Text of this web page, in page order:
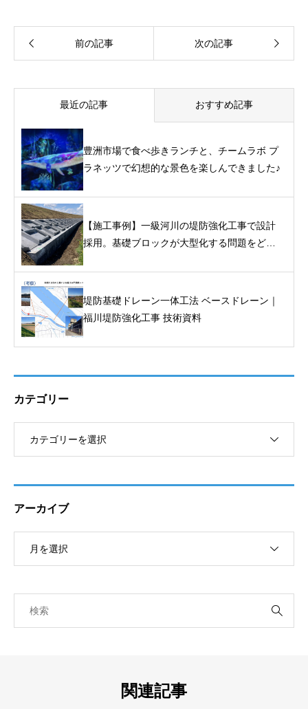
最近の記事 おすすめ記事
豊洲市場で食べ歩きランチと、チームラボ プ
ラネッツで幻想的な景色を楽しんできました♪
【施工事例】一級河川の堤防強化工事で設計
採用。基礎ブロックが大型化する問題をどう
堤防基礎ドレーン一体工法 ベースドレーン｜
福川堤防強化工事 技術資料
カテゴリー
アーカイブ
関連記事